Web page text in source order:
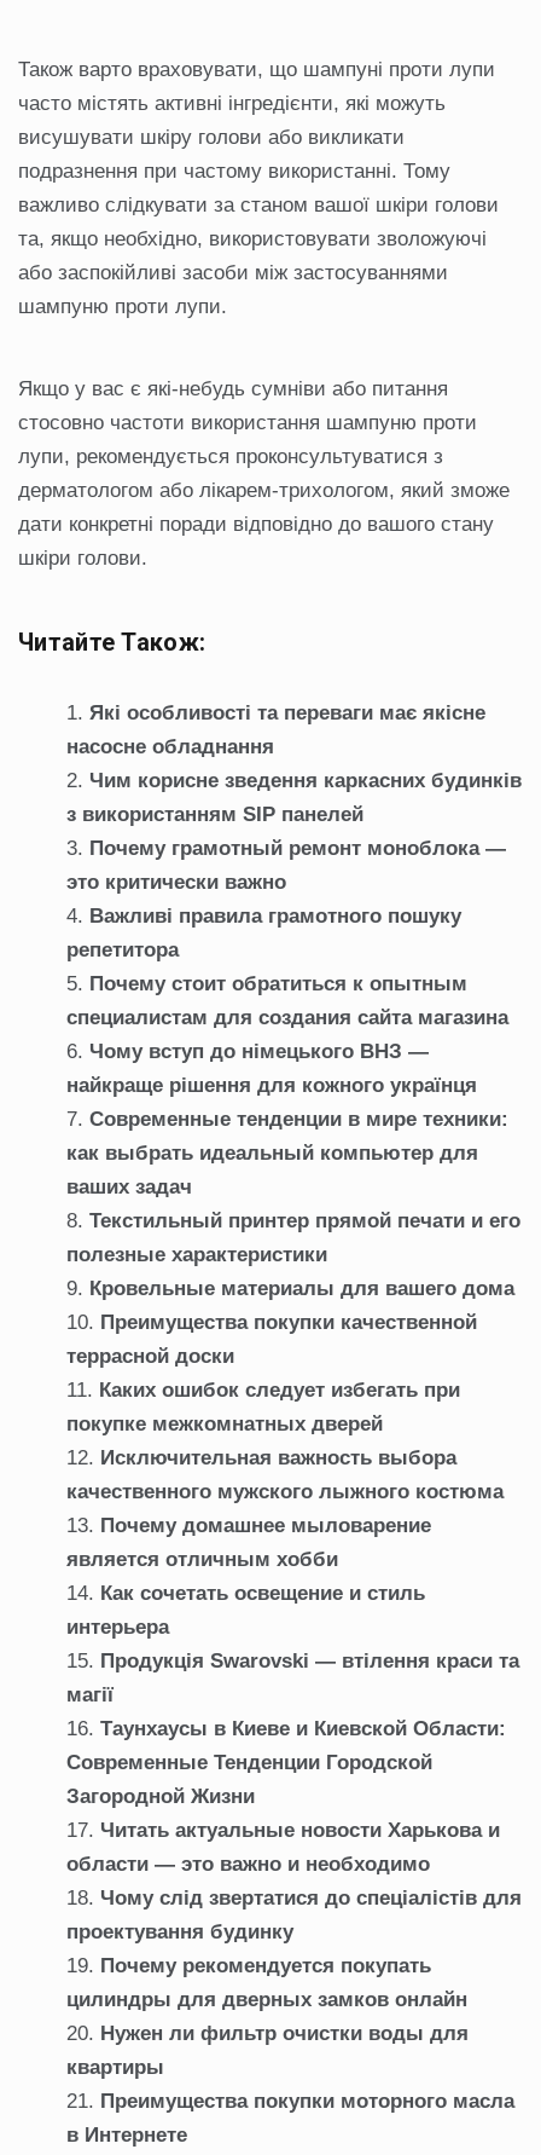
Також варто враховувати, що шампуні проти лупи
часто містять активні інгредієнти, які можуть
висушувати шкіру голови або викликати
подразнення при частому використанні. Тому
важливо слідкувати за станом вашої шкіри голови
та, якщо необхідно, використовувати зволожуючі
або заспокійливі засоби між застосуваннями
шампуню проти лупи.
Якщо у вас є які-небудь сумніви або питання
стосовно частоти використання шампуню проти
лупи, рекомендується проконсультуватися з
дерматологом або лікарем-трихологом, який зможе
дати конкретні поради відповідно до вашого стану
шкіри голови.
Читайте Також:
Які особливості та переваги має якісне
насосне обладнання
Чим корисне зведення каркасних будинків
з використанням SIP панелей
Почему грамотный ремонт моноблока —
это критически важно
Важливі правила грамотного пошуку
репетитора
Почему стоит обратиться к опытным
специалистам для создания сайта магазина
Чому вступ до німецького ВНЗ —
найкраще рішення для кожного українця
Современные тенденции в мире техники:
как выбрать идеальный компьютер для
ваших задач
Текстильный принтер прямой печати и его
полезные характеристики
Кровельные материалы для вашего дома
Преимущества покупки качественной
террасной доски
Каких ошибок следует избегать при
покупке межкомнатных дверей
Исключительная важность выбора
качественного мужского лыжного костюма
Почему домашнее мыловарение
является отличным хобби
Как сочетать освещение и стиль
интерьера
Продукція Swarovski — втілення краси та
магії
Таунхаусы в Киеве и Киевской Области:
Современные Тенденции Городской
Загородной Жизни
Читать актуальные новости Харькова и
области — это важно и необходимо
Чому слід звертатися до спеціалістів для
проектування будинку
Почему рекомендуется покупать
цилиндры для дверных замков онлайн
Нужен ли фильтр очистки воды для
квартиры
Преимущества покупки моторного масла
в Интернете